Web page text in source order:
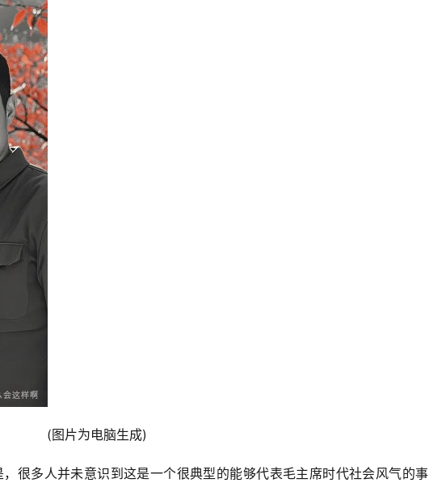
(图片为电脑生成)
很多人并未意识到这是一个很典型的能够代表毛主席时代社会风气的事